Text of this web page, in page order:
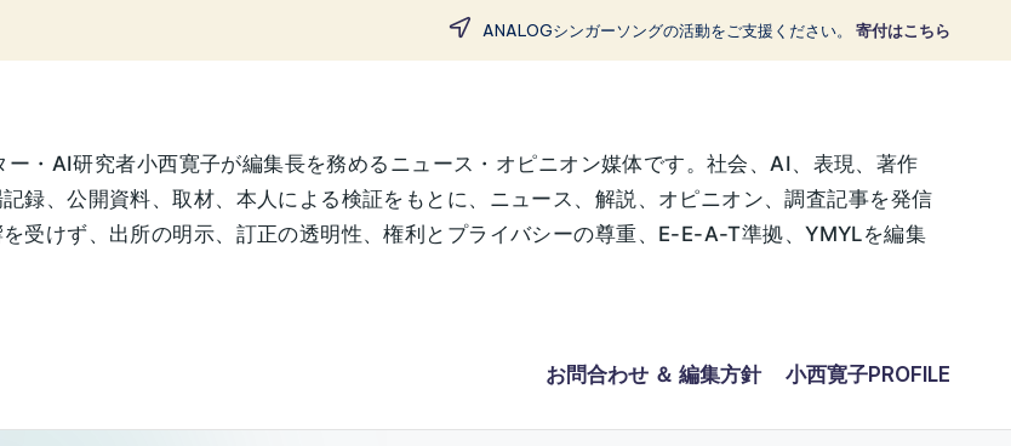
ANALOGシンガーソングの活動をご支援ください。 寄付はこちら
・AI研究者小西寛子が編集長を務めるニュース・オピニオン媒体です。社会、AI、表現、著作
録、公開資料、取材、本人による検証をもとに、ニュース、解説、オピニオン、調査記事を発信
受けず、出所の明示、訂正の透明性、権利とプライバシーの尊重、E-E-A-T準拠、YMYLを編集
お問合わせ ＆ 編集方針 小西寛子PROFILE